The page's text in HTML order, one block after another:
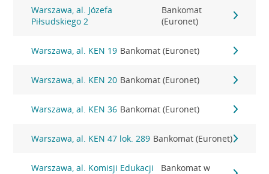
Warszawa, al. Józefa
Piłsudskiego 2
Bankomat
(Euronet)
Warszawa, al. KEN 19 Bankomat (Euronet)
Warszawa, al. KEN 20 Bankomat (Euronet)
Warszawa, al. KEN 36 Bankomat (Euronet)
Warszawa, al. KEN 47 lok. 289 Bankomat (Euronet)
Warszawa, al. Komisji Edukacji
Bankomat w